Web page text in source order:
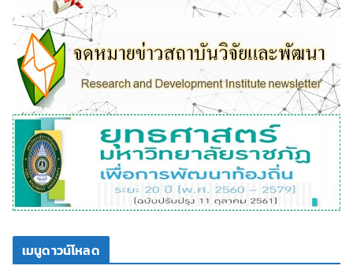
เมนูดาวน์โหลด